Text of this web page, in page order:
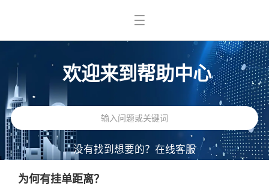
欢迎来到帮助中心
没有找到想要的？ 在线客服
为何有挂单距离？